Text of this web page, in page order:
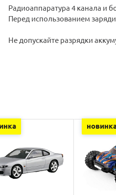
Радиоаппаратура 4 канала и
Перед использованием
Не допускайте разрядки